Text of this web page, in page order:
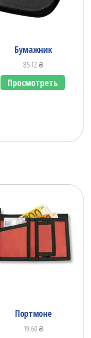
Бумажник
85.12₴
Просмотреть
Портмоне
19.60₴